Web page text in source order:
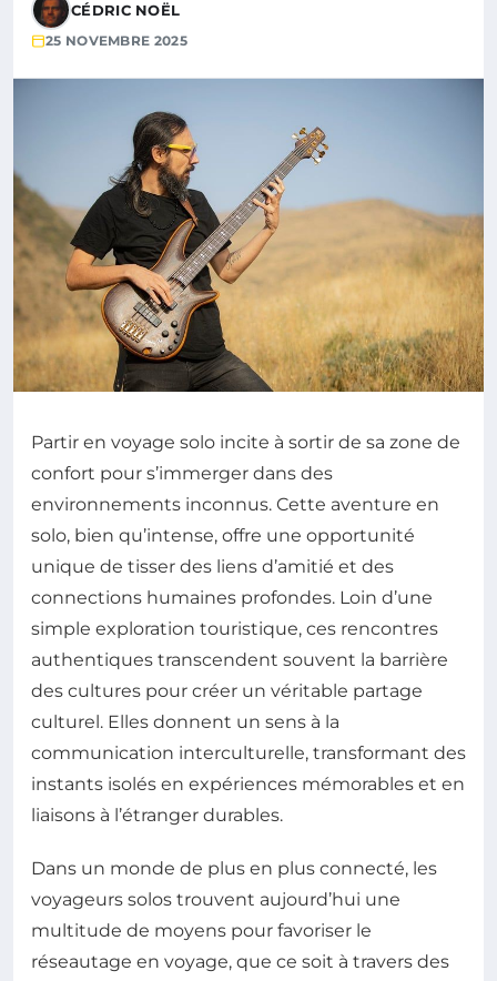
CÉDRIC NOËL
25 NOVEMBRE 2025
Partir en voyage solo incite à sortir de sa zone de
confort pour s’immerger dans des
environnements inconnus. Cette aventure en
solo, bien qu’intense, offre une opportunité
unique de tisser des liens d’amitié et des
connections humaines profondes. Loin d’une
simple exploration touristique, ces rencontres
authentiques transcendent souvent la barrière
des cultures pour créer un véritable partage
culturel. Elles donnent un sens à la
communication interculturelle, transformant des
instants isolés en expériences mémorables et en
liaisons à l’étranger durables.
Dans un monde de plus en plus connecté, les
voyageurs solos trouvent aujourd’hui une
multitude de moyens pour favoriser le
réseautage en voyage, que ce soit à travers des